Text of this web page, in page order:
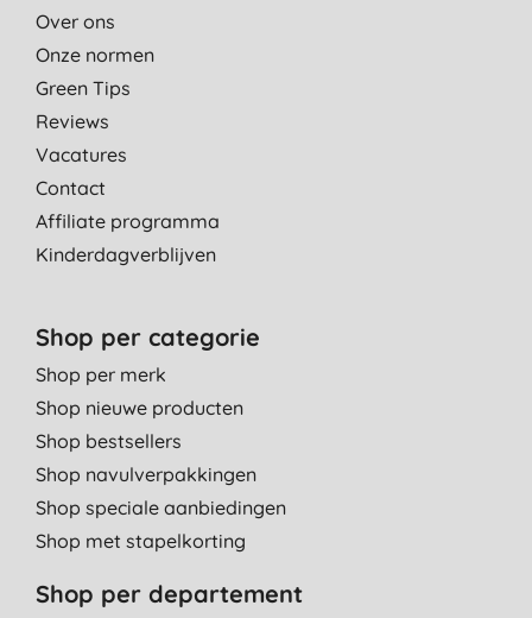
Over ons
Onze normen
Green Tips
Reviews
Vacatures
Contact
Affiliate programma
Kinderdagverblijven
Shop per categorie
Shop per merk
Shop nieuwe producten
Shop bestsellers
Shop navulverpakkingen
Shop speciale aanbiedingen
Shop met stapelkorting
Shop per departement